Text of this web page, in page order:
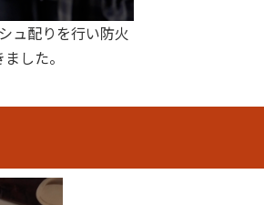
ュ配りを行い防火
した。